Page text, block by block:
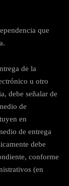
que
de la
u otro
debe señalar de
de
en
de entrega
debe
conforme
(en